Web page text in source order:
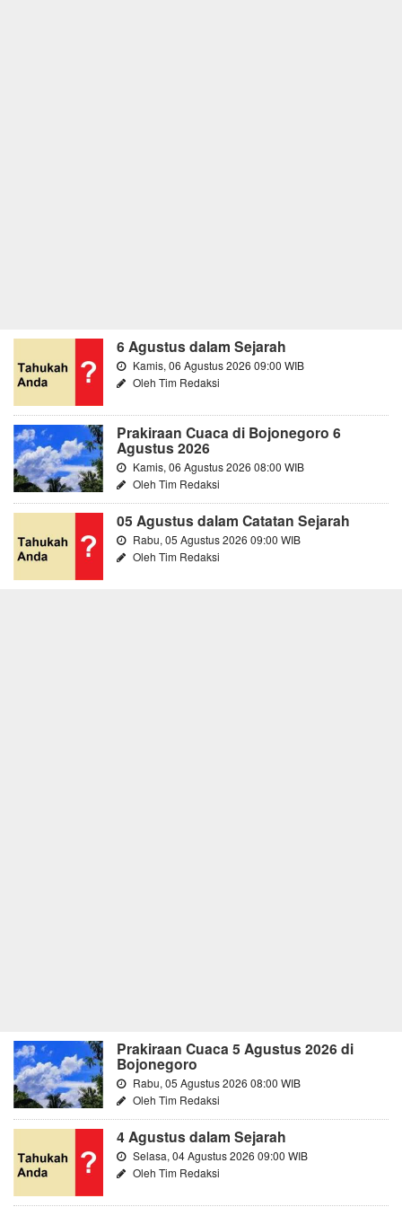
6 Agustus dalam Sejarah
Kamis, 06 Agustus 2026 09:00 WIB
Oleh Tim Redaksi
Prakiraan Cuaca di Bojonegoro 6
Agustus 2026
Kamis, 06 Agustus 2026 08:00 WIB
Oleh Tim Redaksi
05 Agustus dalam Catatan Sejarah
Rabu, 05 Agustus 2026 09:00 WIB
Oleh Tim Redaksi
Prakiraan Cuaca 5 Agustus 2026 di
Bojonegoro
Rabu, 05 Agustus 2026 08:00 WIB
Oleh Tim Redaksi
4 Agustus dalam Sejarah
Selasa, 04 Agustus 2026 09:00 WIB
Oleh Tim Redaksi